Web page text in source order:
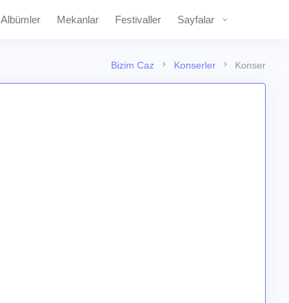
Albümler Mekanlar Festivaller Sayfalar
Bizim Caz Konserler Konser